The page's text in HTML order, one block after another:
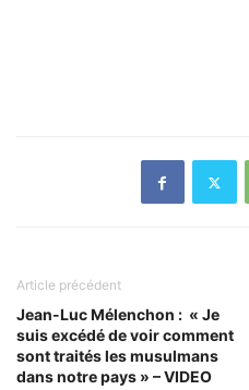
Article précédent
Jean-Luc Mélenchon : « Je
suis excédé de voir comment
sont traités les musulmans
dans notre pays » – VIDEO